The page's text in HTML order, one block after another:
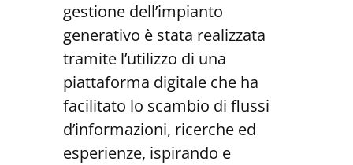
gestione dell’impianto
generativo è stata realizzata
tramite l’utilizzo di una
piattaforma digitale che ha
facilitato lo scambio di flussi
d’informazioni, ricerche ed
esperienze, ispirando e